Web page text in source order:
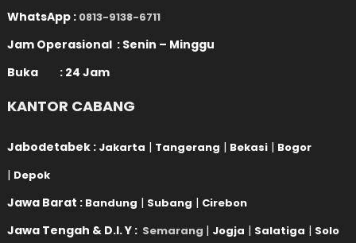
WhatsApp : 0813-9138-6711
Jam Operasional : Senin – Minggu
Buka : 24 Jam
KANTOR CABANG
Jabodetabek : Jakarta | Tangerang | Bekasi | Bogor
| Depok
Jawa Barat : Bandung | Subang | Cirebon
Jawa Tengah & D.I. Y : Semarang | Jogja | Salatiga | Solo